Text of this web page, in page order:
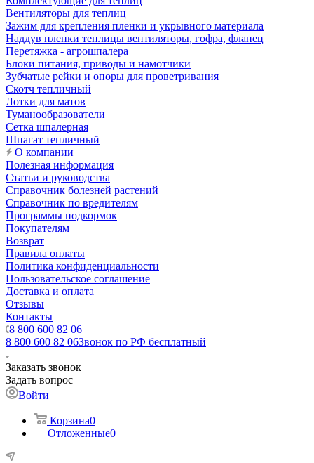
Вентиляторы для теплиц
Зажим для крепления пленки и укрывного материала
Наддув пленки теплицы вентиляторы, гофра, фланец
Перетяжка - агрошпалера
Блоки питания, приводы и намотчики
Зубчатые рейки и опоры для проветривания
Скотч тепличный
Лотки для матов
Туманообразователи
Сетка шпалерная
Шпагат тепличный
О компании
Полезная информация
Статьи и руководства
Справочник болезней растений
Справочник по вредителям
Программы подкормок
Покупателям
Возврат
Правила оплаты
Политика конфиденциальности
Пользовательское соглашение
Доставка и оплата
Отзывы
Контакты
8 800 600 82 06
8 800 600 82 06Звонок по РФ бесплатный
Заказать звонок
Задать вопрос
Войти
Корзина0
Отложенные0